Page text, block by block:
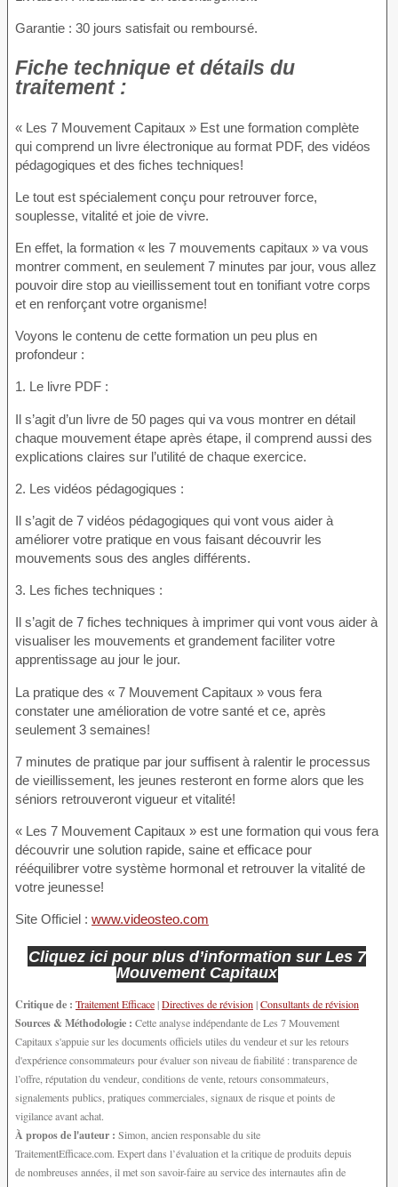
Garantie : 30 jours satisfait ou remboursé.
Fiche technique et détails du
traitement :
« Les 7 Mouvement Capitaux » Est une formation complète
qui comprend un livre électronique au format PDF, des vidéos
pédagogiques et des fiches techniques!
Le tout est spécialement conçu pour retrouver force,
souplesse, vitalité et joie de vivre.
En effet, la formation « les 7 mouvements capitaux » va vous
montrer comment, en seulement 7 minutes par jour, vous allez
pouvoir dire stop au vieillissement tout en tonifiant votre corps
et en renforçant votre organisme!
Voyons le contenu de cette formation un peu plus en
profondeur :
1. Le livre PDF :
Il s’agit d’un livre de 50 pages qui va vous montrer en détail
chaque mouvement étape après étape, il comprend aussi des
explications claires sur l’utilité de chaque exercice.
2. Les vidéos pédagogiques :
Il s’agit de 7 vidéos pédagogiques qui vont vous aider à
améliorer votre pratique en vous faisant découvrir les
mouvements sous des angles différents.
3. Les fiches techniques :
Il s’agit de 7 fiches techniques à imprimer qui vont vous aider à
visualiser les mouvements et grandement faciliter votre
apprentissage au jour le jour.
La pratique des « 7 Mouvement Capitaux » vous fera
constater une amélioration de votre santé et ce, après
seulement 3 semaines!
7 minutes de pratique par jour suffisent à ralentir le processus
de vieillissement, les jeunes resteront en forme alors que les
séniors retrouveront vigueur et vitalité!
« Les 7 Mouvement Capitaux » est une formation qui vous fera
découvrir une solution rapide, saine et efficace pour
rééquilibrer votre système hormonal et retrouver la vitalité de
votre jeunesse!
Site Officiel : www.videosteo.com
Cliquez ici pour plus d’information sur Les 7
Mouvement Capitaux
Critique de : Traitement Efficace|Directives de révision|Consultants de révision
Sources & Méthodologie : Cette analyse indépendante de Les 7 Mouvement
Capitaux s'appuie sur les documents officiels utiles du vendeur et sur les retours
d'expérience consommateurs pour évaluer son niveau de fiabilité : transparence de
l’offre, réputation du vendeur, conditions de vente, retours consommateurs,
signalements publics, pratiques commerciales, signaux de risque et points de
vigilance avant achat.
À propos de l'auteur : Simon, ancien responsable du site
TraitementEfficace.com. Expert dans l’évaluation et la critique de produits depuis
de nombreuses années, il met son savoir-faire au service des internautes afin de